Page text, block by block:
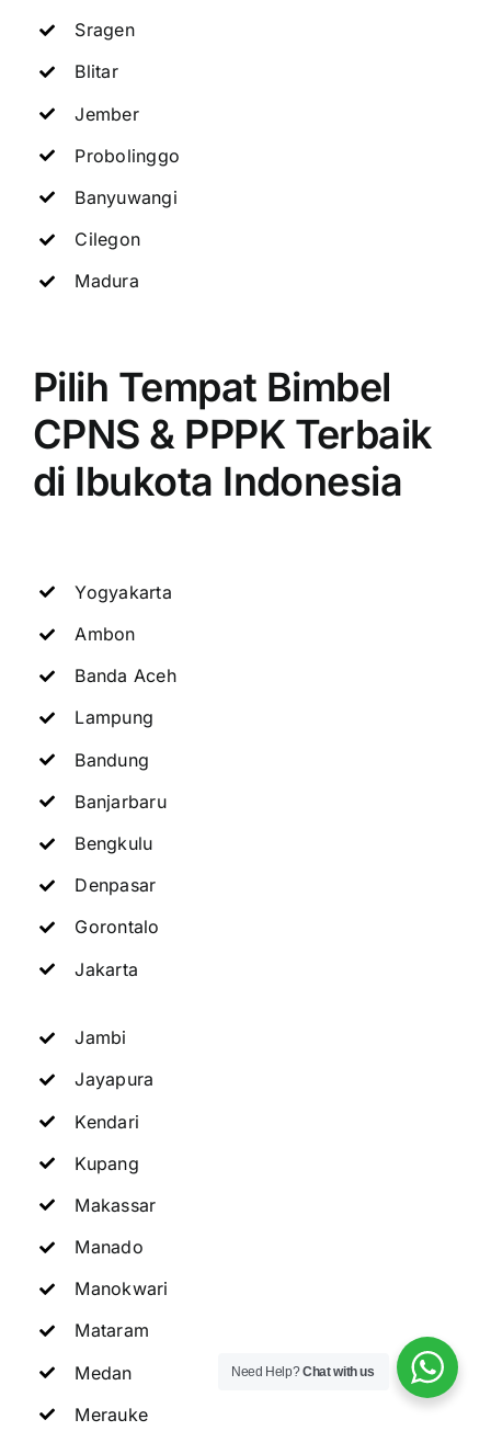
Sragen
Blitar
Jember
Probolinggo
Banyuwangi
Cilegon
Madura
Pilih Tempat Bimbel
CPNS & PPPK Terbaik
di Ibukota Indonesia
Yogyakarta
Ambon
Banda Aceh
Lampung
Bandung
Banjarbaru
Bengkulu
Denpasar
Gorontalo
Jakarta
Jambi
Jayapura
Kendari
Kupang
Makassar
Manado
Manokwari
Mataram
Medan
Merauke
Need Help?Chat with us